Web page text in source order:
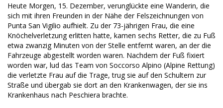
Heute Morgen, 15. Dezember, verunglückte eine Wanderin, die
sich mit ihren Freunden in der Nähe der Felszeichnungen von
Punta San Vigilio aufhielt. Zu der 73-jährigen Frau, die eine
Knöchelverletzung erlitten hatte, kamen sechs Retter, die zu Fuß
etwa zwanzig Minuten von der Stelle entfernt waren, an der die
Fahrzeuge abgestellt worden waren. Nachdem der Fuß fixiert
worden war, lud das Team von Soccorso Alpino (Alpine Rettung)
die verletzte Frau auf die Trage, trug sie auf den Schultern zur
Straße und übergab sie dort an den Krankenwagen, der sie ins
Krankenhaus nach Peschiera brachte.